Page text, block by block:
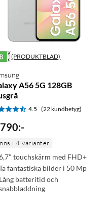
på
upp
(PRODUKTBLAD)
A56 5G 128GB
4.5 (22 kundbetyg)
:-
i 4 varianter
touchskärm med FHD+
fantastiska bilder i 50 Mp
Lång batteritid och